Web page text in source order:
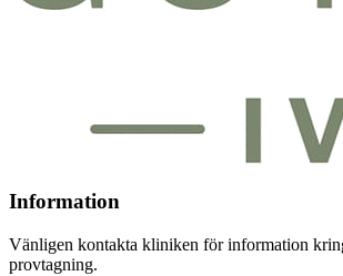
Information
Vänligen kontakta kliniken för information
provtagning.